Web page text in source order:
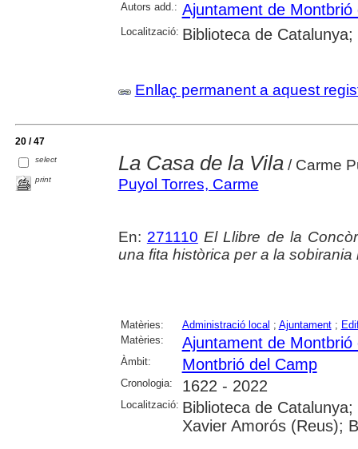
Autors add.: Ajuntament de Montbrió
Localització: Biblioteca de
Enllaç permanent a aquest
20 / 47
select
print
La Casa de la Vila/ Carme
Puyol Torres, Carme
En: 271110 El Llibre de la
una fita històrica per a la sobirania
Matèries: Administració local ; Ajuntament;
Matèries:
Ajuntament de Montbrió
Àmbit: Montbrió del Camp
Cronologia: 1622 - 2022
Localització: Biblioteca de
Xavier Amorós (Reus);